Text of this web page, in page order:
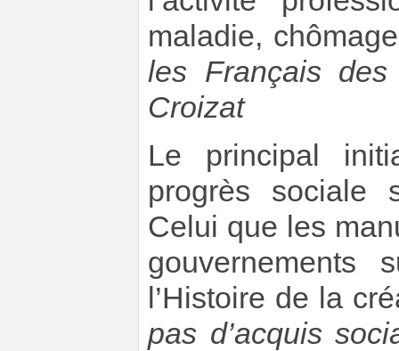
maladie,
les Français
Croizat
Le principal
progrès sociale
Celui que les
gouvernements
l’Histoire de la
pas d’acquis